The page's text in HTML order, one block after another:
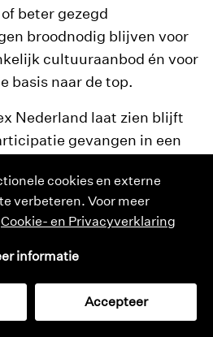
cookies en externe
verbeteren. Voor meer
Cookie- en Privacyverklaring
informatie
Accepteer
tijdschrift zoeken
beter gezegd
broodnodig blijven voor
cultuuraanbod én voor
basis naar de top.
Nederland laat zien blijft
gevangen in een
61. We mogen hopen dat
op tijd zal zijn met haar
dit domein. Want het
gezamenlijk afstevenen op